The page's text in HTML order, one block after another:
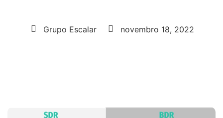
Grupo Escalar novembro 18, 2022